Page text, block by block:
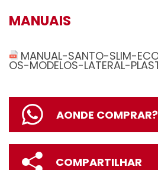
MANUAIS
MANUAL-SANTO-SLIM-
OS-MODELOS-LATERAL-
AONDE COMPRAR?
COMPARTILHAR